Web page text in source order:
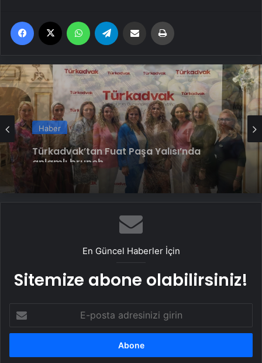
Facebook WhatsApp Email'den paylaş
Haber
Türkadvak’tan Fuat Paşa Yalısı’nda
Haber
Zeytine bilimsel koruma
En Güncel Haberler İçin
Sitemize abone olabilirsiniz!
posta
adresinizi